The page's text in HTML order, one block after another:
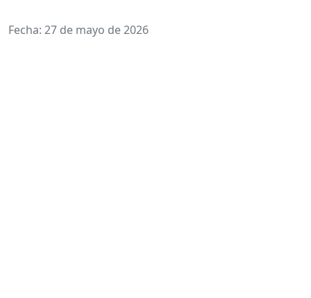
Fecha: 27 de mayo de 2026